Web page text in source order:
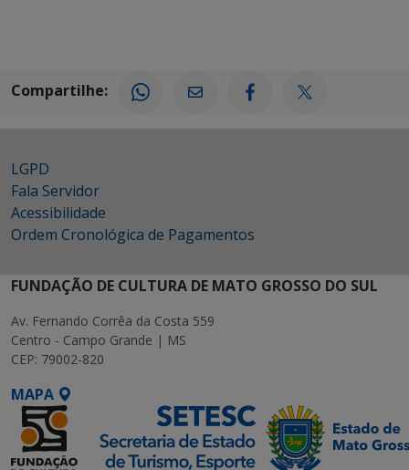
Compartilhe:
LGPD
Fala Servidor
Acessibilidade
Ordem Cronológica de Pagamentos
FUNDAÇÃO DE CULTURA DE MATO GROSSO DO SUL
Av. Fernando Corrêa da Costa 559
Centro - Campo Grande | MS
CEP: 79002-820
MAPA